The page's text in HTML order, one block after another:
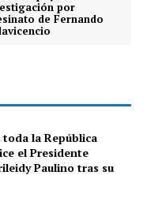
por
de Fernando
toda la República
el Presidente
Paulino tras su